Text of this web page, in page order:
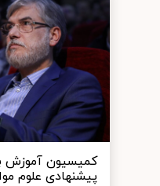
کمیسیون آموزش
پیشنهادی علوم